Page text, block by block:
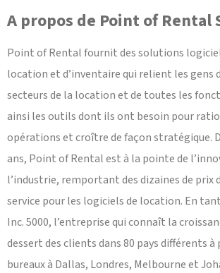
A propos de Point of Rental
Point of Rental fournit des solutions
location et d’inventaire qui relient les gens
secteurs de la location et de toutes les
ainsi les outils dont ils ont besoin pour
opérations et croître de façon stratégique.
ans, Point of Rental est à la pointe de
l’industrie, remportant des dizaines de prix
service pour les logiciels de location. En
Inc. 5000, l’entreprise qui connaît la
dessert des clients dans 80 pays différents à
bureaux à Dallas, Londres, Melbourne et